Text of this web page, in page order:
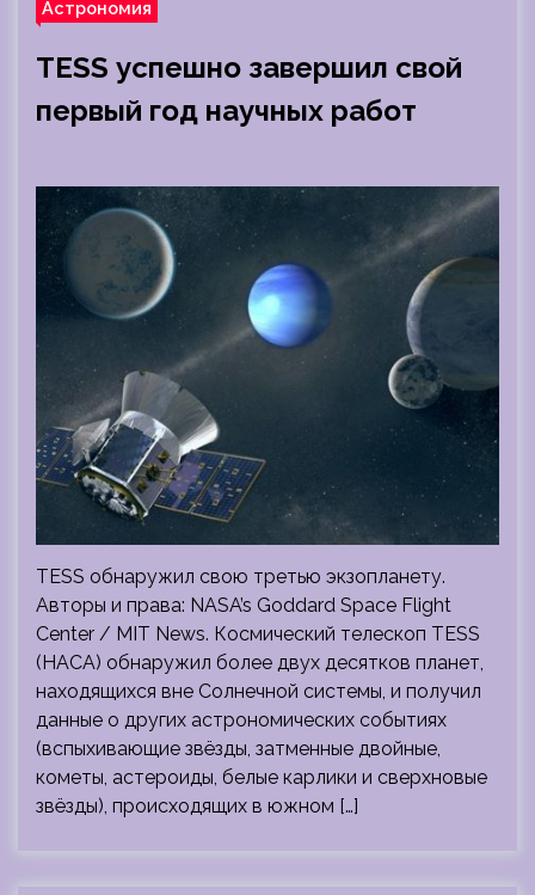
Астрономия
TESS успешно завершил свой
первый год научных работ
TESS обнаружил свою третью экзопланету.
Авторы и права: NASA’s Goddard Space Flight
Center / MIT News. Космический телескоп TESS
(НАСА) обнаружил более двух десятков планет,
находящихся вне Солнечной системы, и получил
данные о других астрономических событиях
(вспыхивающие звёзды, затменные двойные,
кометы, астероиды, белые карлики и сверхновые
звёзды), происходящих в южном […]